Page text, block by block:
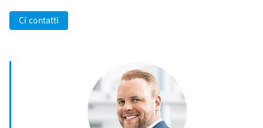
Ci contatti